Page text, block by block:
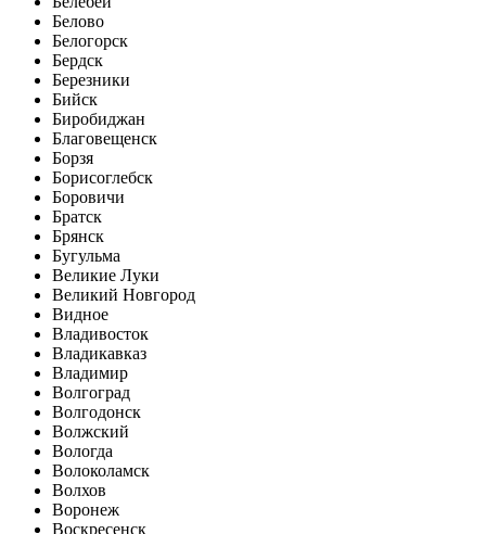
Белово
Белогорск
Бердск
Березники
Бийск
Биробиджан
Благовещенск
Борзя
Борисоглебск
Боровичи
Братск
Брянск
Бугульма
Великие Луки
Великий Новгород
Видное
Владивосток
Владикавказ
Владимир
Волгоград
Волгодонск
Волжский
Вологда
Волоколамск
Волхов
Воронеж
Воскресенск